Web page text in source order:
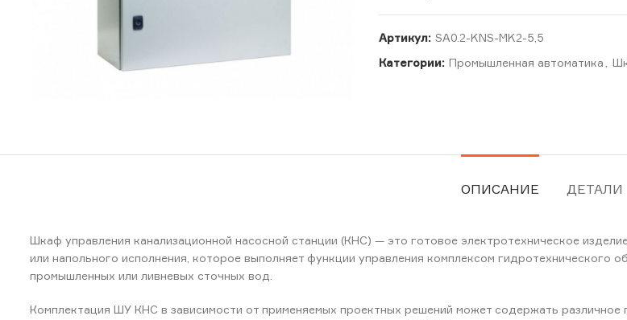
Артикул: SA0.2-KNS-MK2-5,5
Категории: Промышленная автоматика
ОПИСАНИЕ ДЕТАЛИ
Шкаф управления канализационной насосной станции (КНС) — это готовое электротехническое
или напольного исполнения, которое выполняет функции управления комплексом гидротехнического
промышленных или ливневых сточных вод.
Комплектация ШУ КНС в зависимости от применяемых проектных решений может содержать